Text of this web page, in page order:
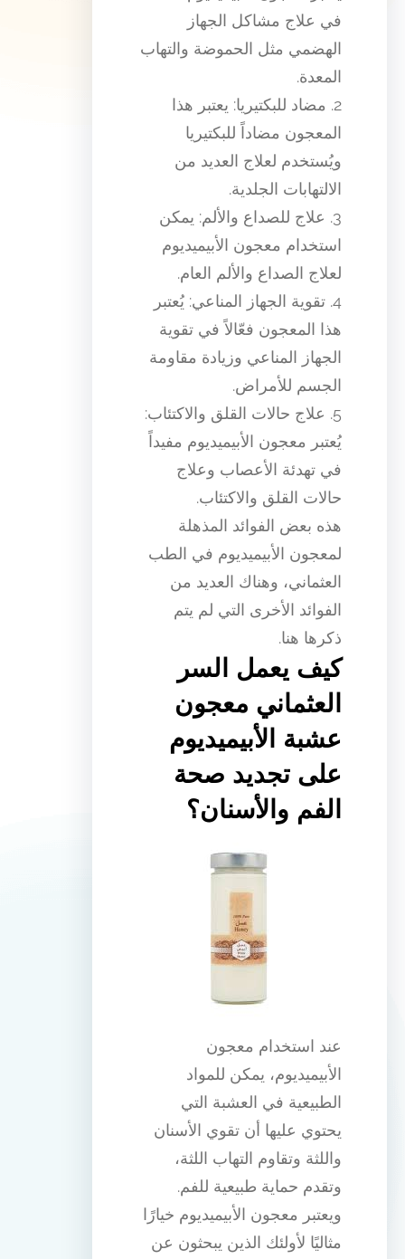
في علاج مشاكل الجهاز
الهضمي مثل الحموضة والتهاب
المعدة.
2. مضاد للبكتيريا: يعتبر هذا
المعجون مضاداً للبكتيريا
ويُستخدم لعلاج العديد من
الالتهابات الجلدية.
3. علاج للصداع والألم: يمكن
استخدام معجون الأبيميديوم
لعلاج الصداع والألم العام.
4. تقوية الجهاز المناعي: يُعتبر
هذا المعجون فعّالاً في تقوية
الجهاز المناعي وزيادة مقاومة
الجسم للأمراض.
5. علاج حالات القلق والاكتئاب:
يُعتبر معجون الأبيميديوم مفيداً
في تهدئة الأعصاب وعلاج
حالات القلق والاكتئاب.
هذه بعض الفوائد المذهلة
لمعجون الأبيميديوم في الطب
العثماني، وهناك العديد من
الفوائد الأخرى التي لم يتم
ذكرها هنا.
كيف يعمل السر
العثماني معجون
عشبة الأبيميديوم
على تجديد صحة
الفم والأسنان؟
عند استخدام معجون
الأبيميديوم، يمكن للمواد
الطبيعية في العشبة التي
يحتوي عليها أن تقوي الأسنان
واللثة وتقاوم التهاب اللثة،
وتقدم حماية طبيعية للفم.
ويعتبر معجون الأبيميديوم خيارًا
مثاليًا لأولئك الذين يبحثون عن